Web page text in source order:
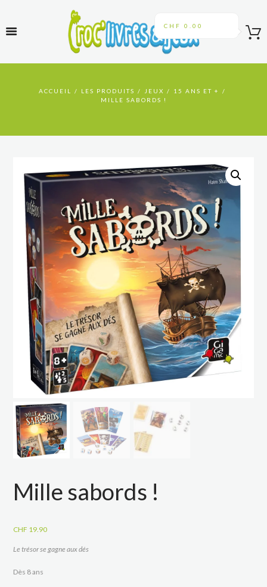
CHF 0.00
ACCUEIL LES PRODUITS JEUX
15 ANS ET +
MILLE SABORDS !
Mille sabords !
CHF 19.90
Le trésor se gagne aux dés
Dès 8 ans